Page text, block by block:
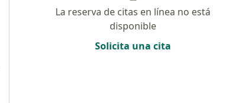
La reserva de citas en línea no está
disponible
Solicita una cita